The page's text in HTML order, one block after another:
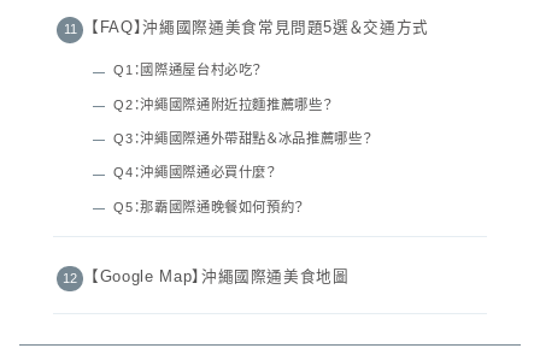
【FAQ】沖繩國際通美食常見問題5選＆交通方式
Q1：國際通屋台村必吃？
Q2：沖繩國際通附近拉麵推薦哪些？
Q3：沖繩國際通外帶甜點＆冰品推薦哪些？
Q4：沖繩國際通必買什麼？
Q5：那霸國際通晚餐如何預約？
【Google Map】沖繩國際通美食地圖